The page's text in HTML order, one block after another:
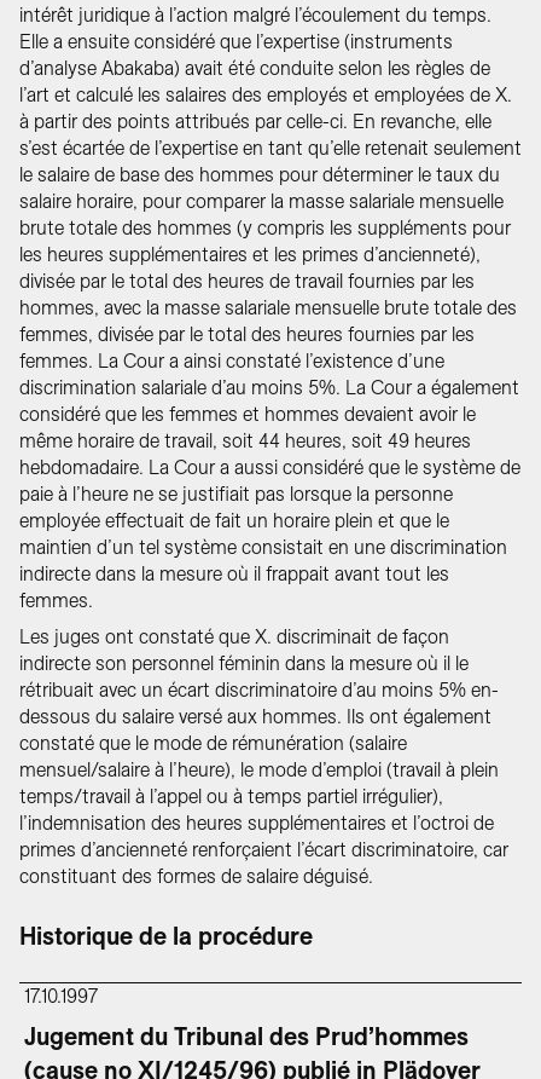
intérêt juridique à l’action malgré l’écoulement du temps.
Elle a ensuite considéré que l’expertise (instruments
d’analyse Abakaba) avait été conduite selon les règles de
l’art et calculé les salaires des employés et employées de X.
à partir des points attribués par celle-ci. En revanche, elle
s’est écartée de l’expertise en tant qu’elle retenait seulement
le salaire de base des hommes pour déterminer le taux du
salaire horaire, pour comparer la masse salariale mensuelle
brute totale des hommes (y compris les suppléments pour
les heures supplémentaires et les primes d’ancienneté),
divisée par le total des heures de travail fournies par les
hommes, avec la masse salariale mensuelle brute totale des
femmes, divisée par le total des heures fournies par les
femmes. La Cour a ainsi constaté l’existence d’une
discrimination salariale d’au moins 5%. La Cour a également
considéré que les femmes et hommes devaient avoir le
même horaire de travail, soit 44 heures, soit 49 heures
hebdomadaire. La Cour a aussi considéré que le système de
paie à l’heure ne se justifiait pas lorsque la personne
employée effectuait de fait un horaire plein et que le
maintien d’un tel système consistait en une discrimination
indirecte dans la mesure où il frappait avant tout les
femmes.
Les juges ont constaté que X. discriminait de façon
indirecte son personnel féminin dans la mesure où il le
rétribuait avec un écart discriminatoire d’au moins 5% en-
dessous du salaire versé aux hommes. Ils ont également
constaté que le mode de rémunération (salaire
mensuel/salaire à l’heure), le mode d’emploi (travail à plein
temps/travail à l’appel ou à temps partiel irrégulier),
l’indemnisation des heures supplémentaires et l’octroi de
primes d’ancienneté renforçaient l’écart discriminatoire, car
constituant des formes de salaire déguisé.
Historique de la procédure
17.10.1997
Jugement du Tribunal des Prud’hommes
(cause no XI/1245/96) publié in Plädoyer